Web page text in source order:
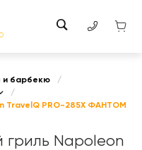
и барбекю
/
/
TravelQ PRO-285X ФАНТОМ
гриль Napoleon